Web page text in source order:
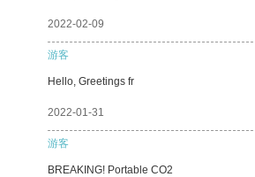
2022-02-09
游客
Hello, Greetings fr
2022-01-31
游客
BREAKING! Portable CO2